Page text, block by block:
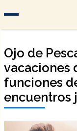
Ojo de
vacaciones
funciones
encuentros